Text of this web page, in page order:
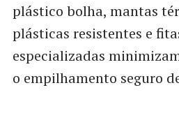
plástico bolha, mantas
plásticas resistentes e
especializadas
o empilhamento seguro